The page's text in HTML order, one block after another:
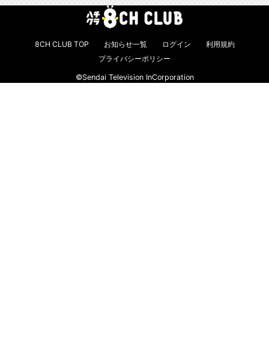
8CH CLUB TOP お知らせ一覧 ログイン
利用規約
プライバシーポリシー
©Sendai Television InCorporation